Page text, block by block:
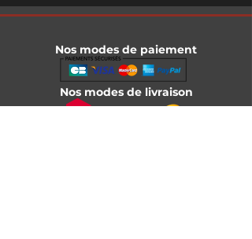
Nos modes de paiement
Nos modes de livraison